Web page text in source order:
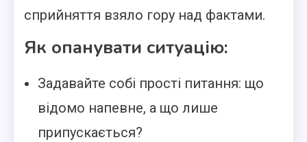
сприйняття взяло гору над фактами.
Як опанувати ситуацію:
Задавайте собі прості питання: що
відомо напевне, а що лише
припускається?